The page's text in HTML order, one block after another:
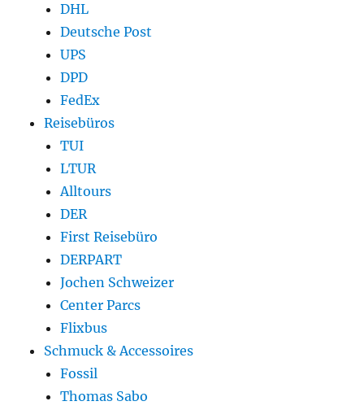
DHL
Deutsche Post
UPS
DPD
FedEx
Reisebüros
TUI
LTUR
Alltours
DER
First Reisebüro
DERPART
Jochen Schweizer
Center Parcs
Flixbus
Schmuck & Accessoires
Fossil
Thomas Sabo